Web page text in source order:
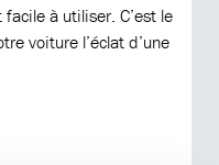
à utiliser. C’est le
voiture l’éclat d’une